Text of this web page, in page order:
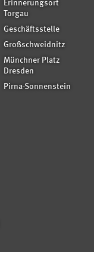
Erinnerungsort
Torgau
Geschäftsstelle
Großschweidnitz
Münchner Platz
Dresden
Pirna-Sonnenstein